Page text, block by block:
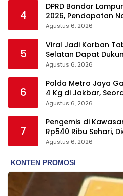
4
DPRD Bandar
2026, Pendapatan
Pembangunan
Agustus 6, 2026
5
Viral Jadi Korban
Selatan Dapat
dan Influencer
Agustus 6, 2026
6
Polda Metro Jaya
4 Kg di Jakbar,
Agustus 6, 2026
7
Pengemis di
Rp540 Ribu Sehari,
hingga Tarik Baju
Agustus 6, 2026